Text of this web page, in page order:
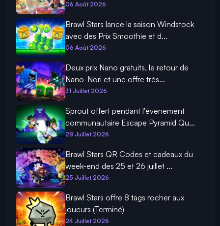
06 Août 2026
Brawl Stars lance la saison Windstock
avec des Prix Smoothie et d...
06 Août 2026
Deux prix Nano gratuits, le retour de
Nano-Nori et une offre très...
31 Juillet 2026
Sprout offert pendant l'évenement
communautaire Escape Pyramid Qu...
28 Juillet 2026
Brawl Stars QR Codes et cadeaux du
week-end des 25 et 26 juillet ...
25 Juillet 2026
Brawl Stars offre 8 tags rocher aux
joueurs (Terminé)
24 Juillet 2026